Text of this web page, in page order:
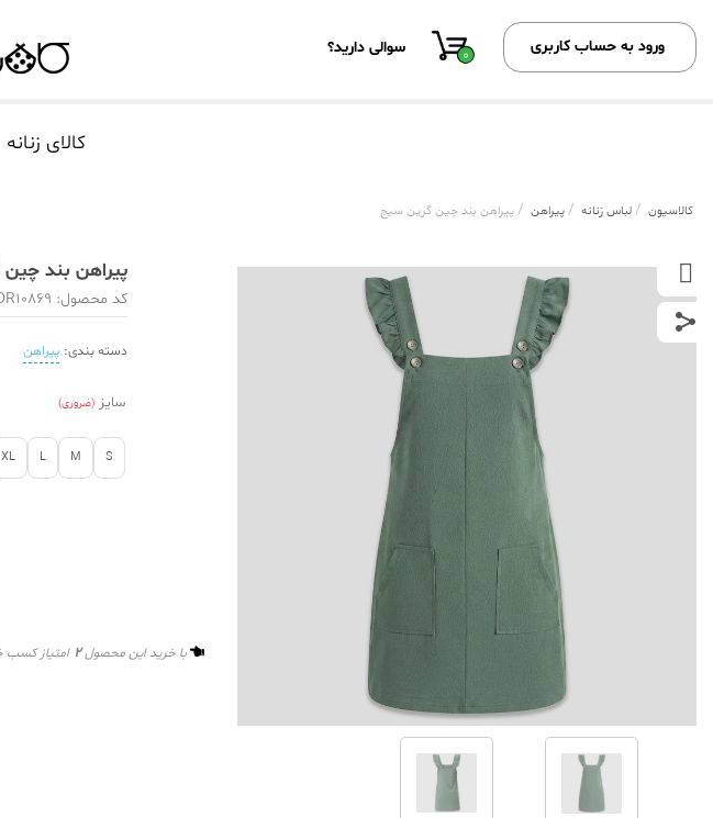
ورود به حساب کاربری 0 سوالی دارید؟
کالای زنانه
کالاسیون / لباس زنانه / پیراهن / پیراهن بند چین گرین سیج
پیراهن بند
کد محصول: DR10869
دسته بندی: پیراهن
سایز (ضروری)
S
M
L
XL
با خرید این محصول2 امتیاز کسب